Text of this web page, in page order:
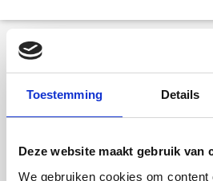
Toestemming Details
Deze website maakt gebruik van
We gebruiken cookies om content
Deze
helaas
verhuurd/
Pagina niet